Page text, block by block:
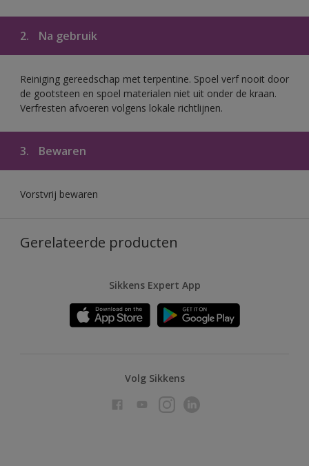
2. Na gebruik
Reiniging gereedschap met terpentine. Spoel verf nooit door
de gootsteen en spoel materialen niet uit onder de kraan.
Verfresten afvoeren volgens lokale richtlijnen.
3. Bewaren
Vorstvrij bewaren
Gerelateerde producten
Sikkens Expert App
Volg Sikkens